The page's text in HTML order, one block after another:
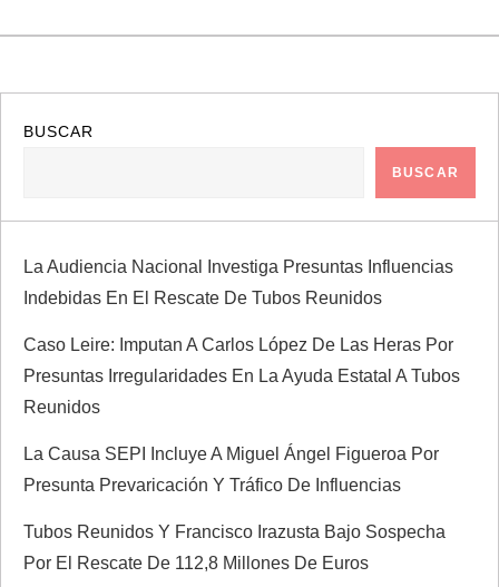
BUSCAR
BUSCAR
La Audiencia Nacional Investiga Presuntas Influencias
Indebidas En El Rescate De Tubos Reunidos
Caso Leire: Imputan A Carlos López De Las Heras Por
Presuntas Irregularidades En La Ayuda Estatal A Tubos
Reunidos
La Causa SEPI Incluye A Miguel Ángel Figueroa Por
Presunta Prevaricación Y Tráfico De Influencias
Tubos Reunidos Y Francisco Irazusta Bajo Sospecha
Por El Rescate De 112,8 Millones De Euros